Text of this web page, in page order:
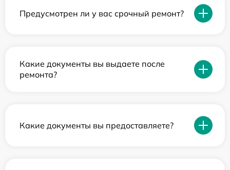
Предусмотрен ли у вас срочный ремонт?
Какие документы вы выдаете после
ремонта?
Какие документы вы предоставляете?